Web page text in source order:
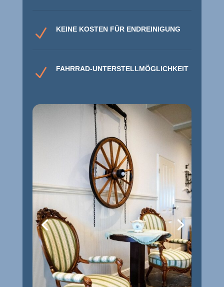
N KEINE KOSTEN FÜR ENDREINIGUNG
N FAHRRAD-UNTERSTELLMÖGLICHKEIT